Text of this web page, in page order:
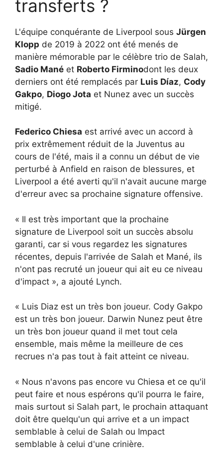
transferts ?
L'équipe conquérante de Liverpool sous Jürgen
Klopp de 2019 à 2022 ont été menés de
manière mémorable par le célèbre trio de Salah,
Sadio Mané et Roberto Firminodont les deux
derniers ont été remplacés par Luis Díaz, Cody
Gakpo, Diogo Jota et Nunez avec un succès
mitigé.
Federico Chiesa est arrivé avec un accord à
prix extrêmement réduit de la Juventus au
cours de l'été, mais il a connu un début de vie
perturbé à Anfield en raison de blessures, et
Liverpool a été averti qu'il n'avait aucune marge
d'erreur avec sa prochaine signature offensive.
« Il est très important que la prochaine
signature de Liverpool soit un succès absolu
garanti, car si vous regardez les signatures
récentes, depuis l'arrivée de Salah et Mané, ils
n'ont pas recruté un joueur qui ait eu ce niveau
d'impact », a ajouté Lynch.
« Luis Diaz est un très bon joueur. Cody Gakpo
est un très bon joueur. Darwin Nunez peut être
un très bon joueur quand il met tout cela
ensemble, mais même la meilleure de ces
recrues n'a pas tout à fait atteint ce niveau.
« Nous n'avons pas encore vu Chiesa et ce qu'il
peut faire et nous espérons qu'il pourra le faire,
mais surtout si Salah part, le prochain attaquant
doit être quelqu'un qui arrive et a un impact
semblable à celui de Salah ou Impact
semblable à celui d'une crinière.